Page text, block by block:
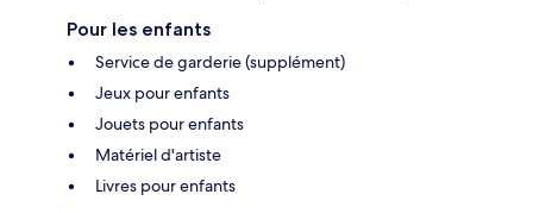
Pour les enfants
Service de garderie (supplément)
Jeux pour enfants
Jouets pour enfants
Matériel d'artiste
Livres pour enfants